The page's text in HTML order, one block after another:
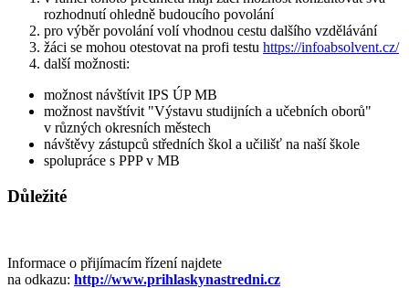
rozhodnutí ohledně budoucího povolání
pro výběr povolání volí vhodnou cestu dalšího vzdělávání
žáci se mohou otestovat na profi testu https://infoabsolvent.cz/
další možnosti:
možnost návštívit IPS ÚP MB
možnost navštívit "Výstavu studijních a učebních oborů"
v různých okresních městech
návštěvy zástupců středních škol a učilišť na naší škole
spolupráce s PPP v MB
Důležité
Informace o přijímacím řízení najdete
na odkazu: http://www.prihlaskynastredni.cz